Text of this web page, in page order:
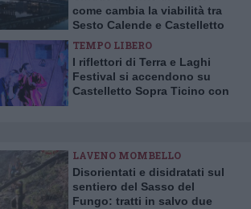
come cambia la viabilità tra
Sesto Calende e Castelletto
TEMPO LIBERO
I riflettori di Terra e Laghi
Festival si accendono su
Castelletto Sopra Ticino con
LAVENO MOMBELLO
Disorientati e disidratati sul
sentiero del Sasso del
Fungo: tratti in salvo due